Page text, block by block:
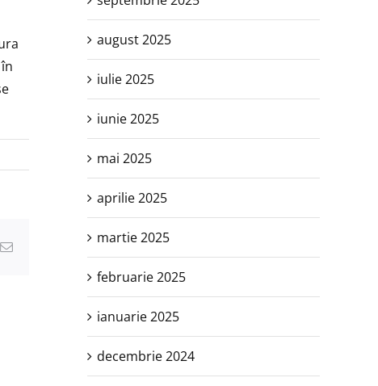
E-
august 2025
iulie 2025
iunie 2025
mai 2025
aprilie 2025
martie 2025
februarie 2025
ianuarie 2025
decembrie 2024